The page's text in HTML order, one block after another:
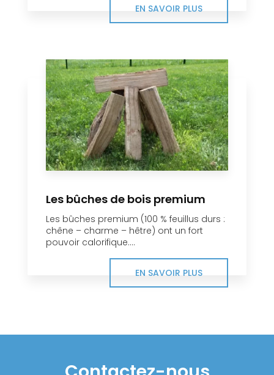
EN SAVOIR PLUS
Les bûches de bois premium
Les bûches premium (100 % feuillus durs :
chêne – charme – hêtre) ont un fort
pouvoir calorifique....
EN SAVOIR PLUS